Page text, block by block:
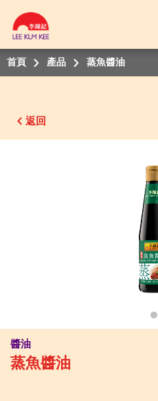
首頁 產品 蒸魚醬油
返回
醬油
蒸魚醬油